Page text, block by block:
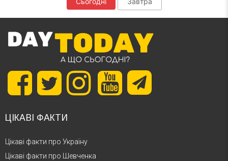
ЦІКАВІ ФАКТИ
Цікаві факти про Україну
Цікаві факти про Шевченка